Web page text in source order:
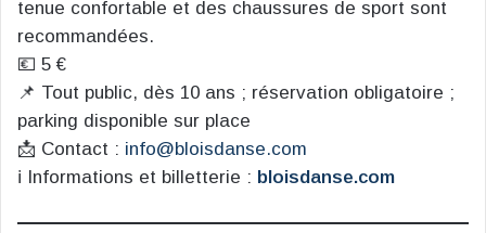
tenue confortable et des chaussures de sport sont
recommandées.
💶 5 €
📌 Tout public, dès 10 ans ; réservation obligatoire ;
parking disponible sur place
📩 Contact : info@bloisdanse.com
ℹ️ Informations et billetterie : bloisdanse.com